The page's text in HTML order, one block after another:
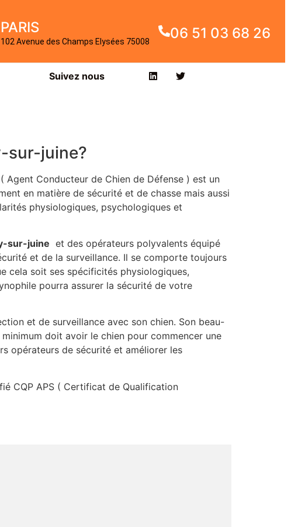
PARIS
102 Avenue des Champs Elysées 75008 06 51 03 68 26
Suivez nous
sur-juine?
Agent Conducteur de Chien de Défense ) est un
en matière de sécurité et de chasse mais aussi
physiologiques, psychologiques et
sur-juine et des opérateurs polyvalents équipé
et de la surveillance. Il se comporte toujours
cela soit ses spécificités physiologiques,
pourra assurer la sécurité de votre
et de surveillance avec son chien. Son beau-
doit avoir le chien pour commencer une
opérateurs de sécurité et améliorer les
CQP APS ( Certificat de Qualification